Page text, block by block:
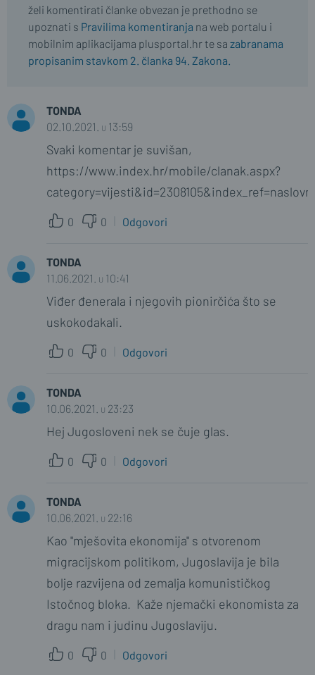
želi komentirati članke obvezan je prethodno se
upoznati s Pravilima komentiranja na web portalu i
mobilnim aplikacijama plusportal.hr te sa zabranama
propisanim stavkom 2. članka 94. Zakona.
TONDA
02.10.2021. u 13:59
Svaki komentar je suvišan,
https://www.index.hr/mobile/clanak.aspx?
0 0 Odgovori
TONDA
11.06.2021. u 10:41
Viđer đenerala i njegovih pionirčića što se
uskokodakali.
0 0 Odgovori
TONDA
10.06.2021. u 23:23
Hej Jugosloveni nek se čuje glas.
0 0 Odgovori
TONDA
10.06.2021. u 22:16
Kao "mješovita ekonomija" s otvorenom
migracijskom politikom, Jugoslavija je bila
bolje razvijena od zemalja komunističkog
Istočnog bloka. Kaže njemački ekonomista za
dragu nam i judinu Jugoslaviju.
0 0 Odgovori